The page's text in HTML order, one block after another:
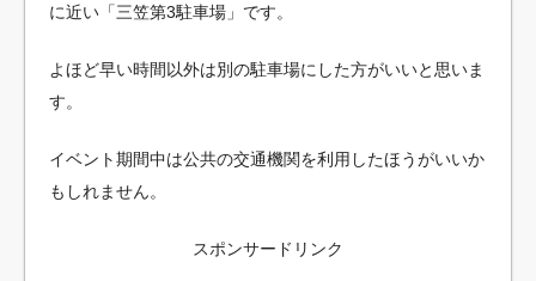
に近い「三笠第3駐車場」です。
よほど早い時間以外は別の駐車場にした方がいいと思いま
す。
イベント期間中は公共の交通機関を利用したほうがいいか
もしれません。
スポンサードリンク